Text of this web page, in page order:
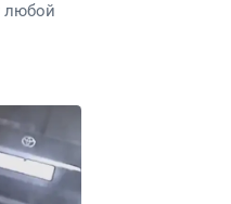
любой